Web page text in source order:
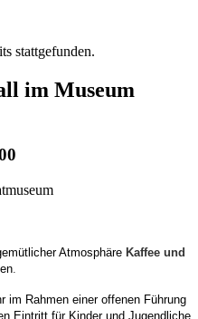
stattgefunden.
im Museum
Atmosphäre Kaffee und
im Rahmen einer offenen Führung
Eintritt für Kinder und Jugendliche